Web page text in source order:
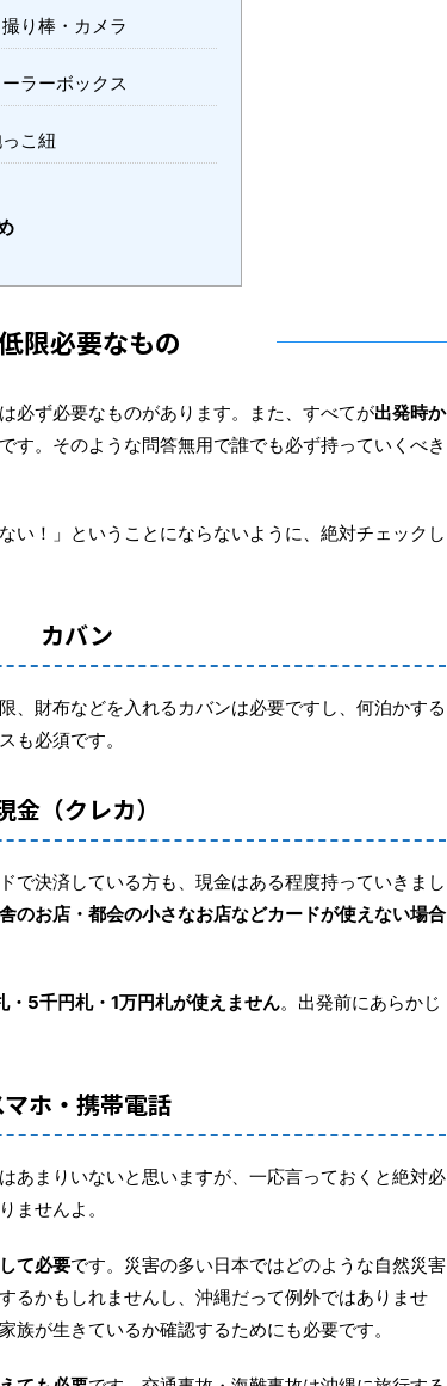
り棒・カメラ
ラーボックス
こ紐
限必要なもの
必ず必要なものがあります。また、すべてが出発時か
です。そのような問答無用で誰でも必ず持っていくべき
い！ 」ということにならないように、絶対チェックし
カバン
、財布などを入れるカバンは必要ですし、何泊かする
も必須です。
金（クレカ）
で決済している方も、現金はある程度持っていきまし
のお店・都会の小さなお店などカードが使えない場合
5千円札・1万円札が使えません。出発前にあらかじ
ホ・携帯電話
あまりいないと思いますが、一応言っておくと絶対必
ませんよ。
て必要です。災害の多い日本ではどのような自然災害
るかもしれませんし、沖縄だって例外ではありませ
族が生きているか確認するためにも必要です。